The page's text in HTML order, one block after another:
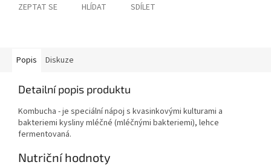
ZEPTAT SE HLÍDAT SDÍLET
Popis Diskuze
Detailní popis produktu
Kombucha - je speciální nápoj s kvasinkovými kulturami a
bakteriemi kysliny mléčné (mléčnými bakteriemi), lehce
fermentovaná.
Nutriční hodnoty